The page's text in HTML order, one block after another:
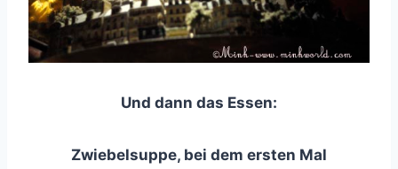
Und dann das Essen:
Zwiebelsuppe, bei dem ersten Mal